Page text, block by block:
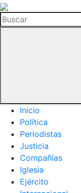
La
Hemeroteca
del
Buscar
Inicio
Política
Periodistas
Justicia
Compañías
Iglesia
Ejército